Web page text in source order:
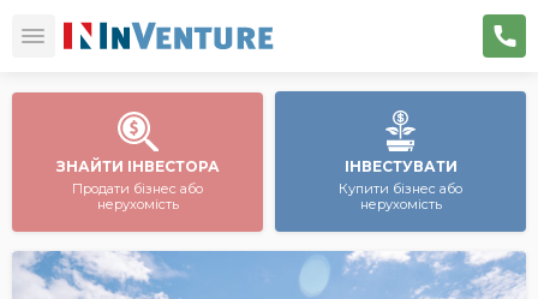
ЗНАЙТИ ІНВЕСТОРА
Продати бізнес або
нерухомість
ІНВЕСТУВАТИ
Купити бізнес або
нерухомість